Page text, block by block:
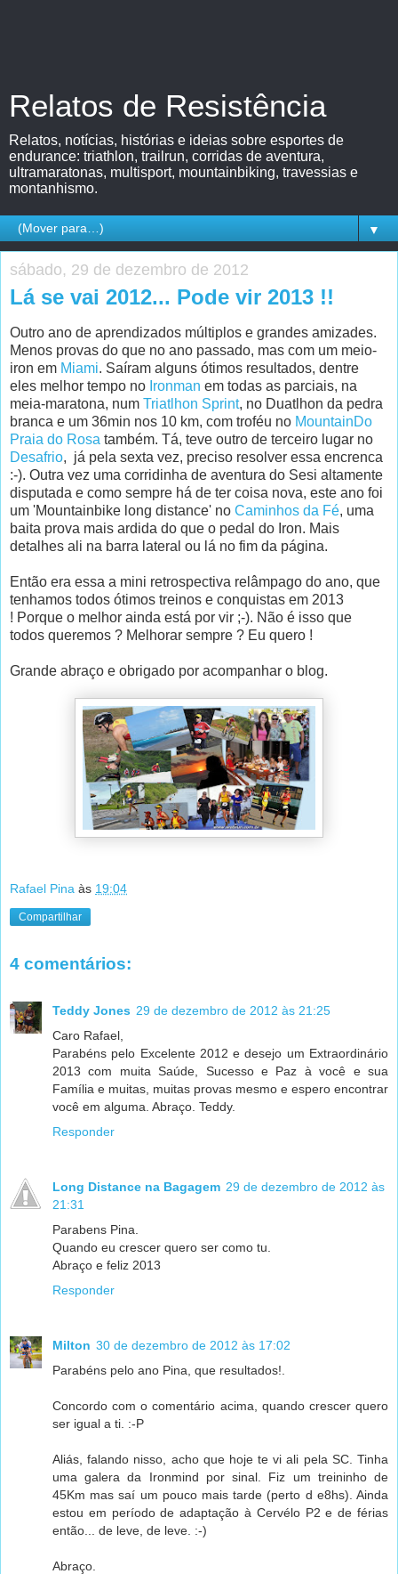
Relatos de Resistência
Relatos, notícias, histórias e ideias sobre esportes de
endurance: triathlon, trailrun, corridas de aventura,
ultramaratonas, multisport, mountainbiking, travessias e
montanhismo.
▼
sábado, 29 de dezembro de 2012
Lá se vai 2012... Pode vir 2013 !!
Outro ano de aprendizados múltiplos e grandes amizades.
Menos provas do que no ano passado, mas com um meio-
iron em Miami. Saíram alguns ótimos resultados, dentre
eles melhor tempo no Ironman em todas as parciais, na
meia-maratona, num Triatlhon Sprint, no Duatlhon da pedra
branca e um 36min nos 10 km, com troféu no MountainDo
Praia do Rosa também. Tá, teve outro de terceiro lugar no
Desafrio, já pela sexta vez, preciso resolver essa encrenca
:-). Outra vez uma corridinha de aventura do Sesi altamente
disputada e como sempre há de ter coisa nova, este ano foi
um 'Mountainbike long distance' no Caminhos da Fé, uma
baita prova mais ardida do que o pedal do Iron. Mais
detalhes ali na barra lateral ou lá no fim da página.
Então era essa a mini retrospectiva relâmpago do ano, que
tenhamos todos ótimos treinos e conquistas em 2013
! Porque o melhor ainda está por vir ;-). Não é isso que
todos queremos ? Melhorar sempre ? Eu quero !
Grande abraço e obrigado por acompanhar o blog.
Rafael Pina às 19:04
Compartilhar
4 comentários:
Teddy Jones 29 de dezembro de 2012 às 21:25
Caro Rafael,
Parabéns pelo Excelente 2012 e desejo um Extraordinário
2013 com muita Saúde, Sucesso e Paz à você e sua
Família e muitas, muitas provas mesmo e espero encontrar
você em alguma. Abraço. Teddy.
Responder
Long Distance na Bagagem 29 de dezembro de 2012 às
21:31
Parabens Pina.
Quando eu crescer quero ser como tu.
Abraço e feliz 2013
Responder
Milton 30 de dezembro de 2012 às 17:02
Parabéns pelo ano Pina, que resultados!.
Concordo com o comentário acima, quando crescer quero
ser igual a ti. :-P
Aliás, falando nisso, acho que hoje te vi ali pela SC. Tinha
uma galera da Ironmind por sinal. Fiz um treininho de
45Km mas saí um pouco mais tarde (perto d e8hs). Ainda
estou em período de adaptação à Cervélo P2 e de férias
então... de leve, de leve. :-)
Abraço.